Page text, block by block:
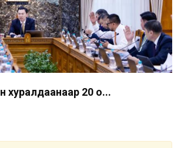
хуралдаанаар 20 о...